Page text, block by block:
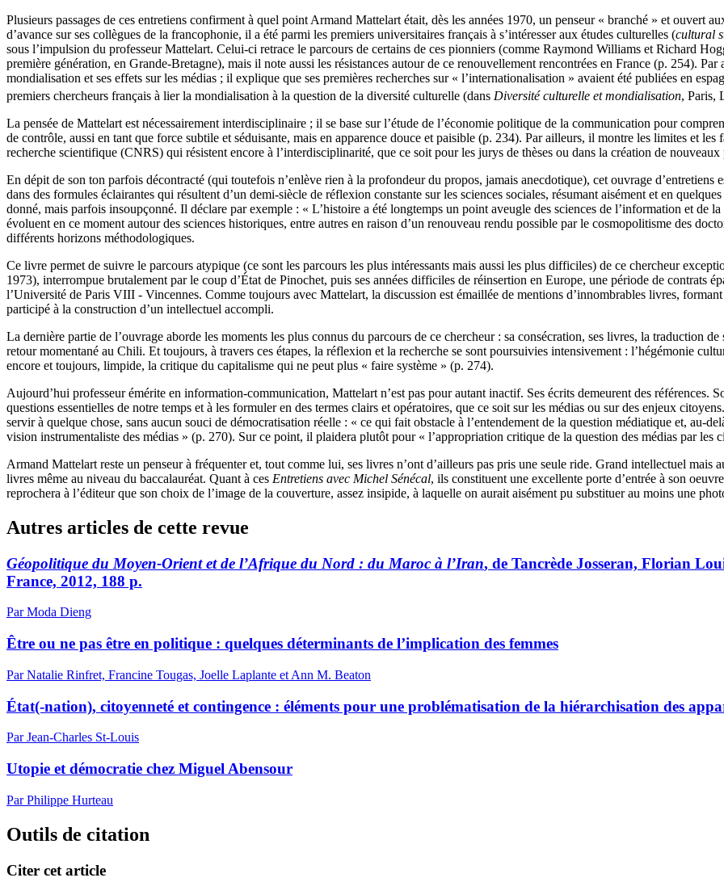
Plusieurs passages de ces entretiens confirment à quel point Armand Mattelart était, dès les années 1970, un penseur « branché » et ouvert
d’avance sur ses collègues de la francophonie, il a été parmi les premiers universitaires français à s’intéresser aux études culturelles (cultural
sous l’impulsion du professeur Mattelart. Celui-ci retrace le parcours de certains de ces pionniers (comme Raymond Williams et Richard
première génération, en Grande-Bretagne), mais il note aussi les résistances autour de ce renouvellement rencontrées en France (p. 254).
mondialisation et ses effets sur les médias ; il explique que ses premières recherches sur « l’internationalisation » avaient été publiées en
premiers chercheurs français à lier la mondialisation à la question de la diversité culturelle (dans Diversité culturelle et mondialisation, Paris,
La pensée de Mattelart est nécessairement interdisciplinaire ; il se base sur l’étude de l’économie politique de la communication pour
de contrôle, aussi en tant que force subtile et séduisante, mais en apparence douce et paisible (p. 234). Par ailleurs, il montre les limites et
recherche scientifique (CNRS) qui résistent encore à l’interdisciplinarité, que ce soit pour les jurys de thèses ou dans la création de nouveaux
En dépit de son ton parfois décontracté (qui toutefois n’enlève rien à la profondeur du propos, jamais anecdotique), cet ouvrage
dans des formules éclairantes qui résultent d’un demi-siècle de réflexion constante sur les sciences sociales, résumant aisément et en
donné, mais parfois insoupçonné. Il déclare par exemple : « L’histoire a été longtemps un point aveugle des sciences de l’information et de
évoluent en ce moment autour des sciences historiques, entre autres en raison d’un renouveau rendu possible par le cosmopolitisme des
différents horizons méthodologiques.
Ce livre permet de suivre le parcours atypique (ce sont les parcours les plus intéressants mais aussi les plus difficiles) de ce chercheur
1973), interrompue brutalement par le coup d’État de Pinochet, puis ses années difficiles de réinsertion en Europe, une période de contrats
l’Université de Paris VIII - Vincennes. Comme toujours avec Mattelart, la discussion est émaillée de mentions d’innombrables livres,
participé à la construction d’un intellectuel accompli.
La dernière partie de l’ouvrage aborde les moments les plus connus du parcours de ce chercheur : sa consécration, ses livres, la traduction
retour momentané au Chili. Et toujours, à travers ces étapes, la réflexion et la recherche se sont poursuivies intensivement : l’hégémonie
encore et toujours, limpide, la critique du capitalisme qui ne peut plus « faire système » (p. 274).
Aujourd’hui professeur émérite en information-communication, Mattelart n’est pas pour autant inactif. Ses écrits demeurent des références.
questions essentielles de notre temps et à les formuler en des termes clairs et opératoires, que ce soit sur les médias ou sur des enjeux
servir à quelque chose, sans aucun souci de démocratisation réelle : « ce qui fait obstacle à l’entendement de la question médiatique et, au-
vision instrumentaliste des médias » (p. 270). Sur ce point, il plaidera plutôt pour « l’appropriation critique de la question des médias par les
Armand Mattelart reste un penseur à fréquenter et, tout comme lui, ses livres n’ont d’ailleurs pas pris une seule ride. Grand intellectuel mais
livres même au niveau du baccalauréat. Quant à ces Entretiens avec Michel Sénécal, ils constituent une excellente porte d’entrée à son
reprochera à l’éditeur que son choix de l’image de la couverture, assez insipide, à laquelle on aurait aisément pu substituer au moins une
Autres articles de cette revue
Géopolitique du Moyen-Orient et de l’Afrique du Nord : du Maroc à l’Iran, de Tancrède Josseran, Florian
France, 2012, 188 p.
Par Moda Dieng
Être ou ne pas être en politique : quelques déterminants de l’implication des femmes
Par Natalie Rinfret, Francine Tougas, Joelle Laplante et Ann M. Beaton
État(-nation), citoyenneté et contingence : éléments pour une problématisation de la hiérarchisation des
Par Jean-Charles St-Louis
Utopie et démocratie chez Miguel Abensour
Par Philippe Hurteau
Outils de citation
Citer cet article